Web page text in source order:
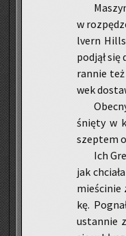
w
lvern
pod­jął
ran­nie
wek
śnię­ty w
szep­tem
Ich
jak
mie­ści­nie
kę.
ustan­nie